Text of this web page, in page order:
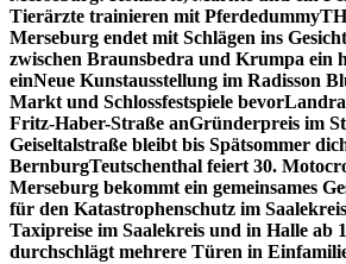
Tierärzte trainieren mit Pferdedummy
Merseburg endet mit Schlägen ins Gesicht
zwischen Braunsbedra und Krumpa ein
einNeue Kunstausstellung im Radisson
Markt und Schlossfestspiele bevor
Fritz-Haber-Straße anGründerpreis im
Geiseltalstraße bleibt bis Spätsommer
BernburgTeutschenthal feiert 30.
Merseburg bekommt ein gemeinsames
für den Katastrophenschutz im Saalekreis
Taxipreise im Saalekreis und in Halle ab
durchschlägt mehrere Türen in